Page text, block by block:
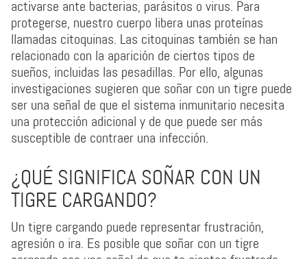
activarse ante bacterias, parásitos o virus. Para
protegerse, nuestro cuerpo libera unas proteínas
llamadas citoquinas. Las citoquinas también se han
relacionado con la aparición de ciertos tipos de
sueños, incluidas las pesadillas. Por ello, algunas
investigaciones sugieren que soñar con un tigre puede
ser una señal de que el sistema inmunitario necesita
una protección adicional y de que puede ser más
susceptible de contraer una infección.
¿QUÉ SIGNIFICA SOÑAR CON UN
TIGRE CARGANDO?
Un tigre cargando puede representar frustración,
agresión o ira. Es posible que soñar con un tigre